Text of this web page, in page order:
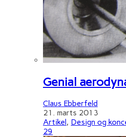
Genial
Claus Ebberfeld
21. marts 2013
Artikel, Design og
29